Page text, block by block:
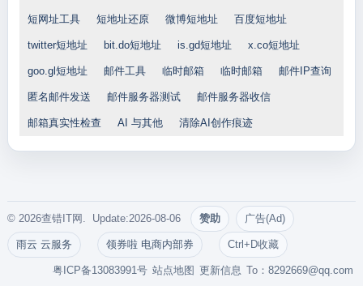
短网址工具 短地址还原 微博短地址 百度短地址
twitter短地址 bit.do短地址 is.gd短地址 x.co短地址
goo.gl短地址 邮件工具 临时邮箱 临时邮箱 邮件IP查询
匿名邮件发送 邮件服务器测试 邮件服务器收信
邮箱真实性检查 AI 与其他 清除AI创作痕迹
© 2026查错IT网. Update:2026-08-06 赞助 广告(Ad)
雨云 云服务 领券啦 电商内部券 Ctrl+D收藏
To：8292669@qq.com
更新信息
站点地图
粤ICP备13083991号